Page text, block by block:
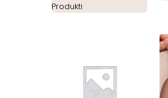
Produkti